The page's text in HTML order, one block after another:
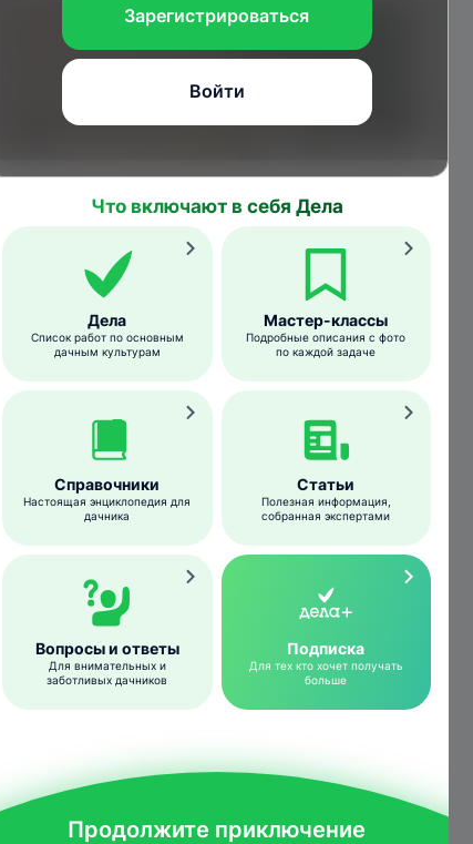
Gerald Holmes, Strawberry Center, Cal Poly San Luis
Obispo, Bugwood.org
Признаки появления и условия
развития
Проволочник предпочитает хорошо
увлажненную почву, в качестве
дополнительного кормового растения –
Зарегистрироваться
Войти
Что включают в себя Дела
Дела
Список работ по основным
дачным культурам
Мастер-классы
Подробные описания с фото
по каждой задаче
Справочники
Настоящая энциклопедия для
дачника
Статьи
Полезная информация,
собранная экспертами
Вопросы и ответы
Для внимательных и
заботливых дачников
Подписка
Для тех кто хочет получать
больше
Продолжите приключение